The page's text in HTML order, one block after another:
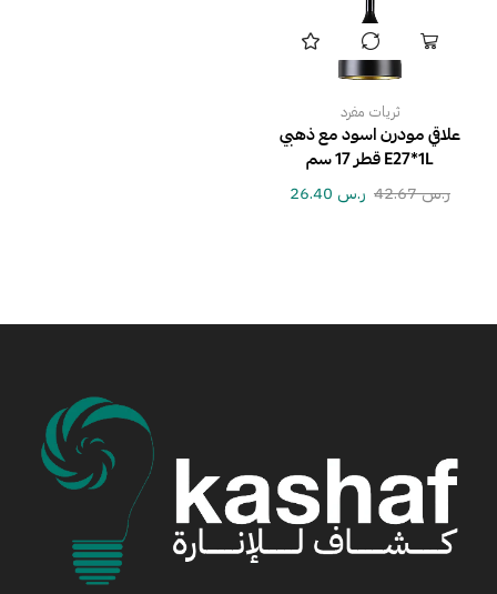
ثريات مفرد
علاقي مودرن اسود مع ذهبي
E27*1L قطر 17 سم
ر.س42.67 ر.س